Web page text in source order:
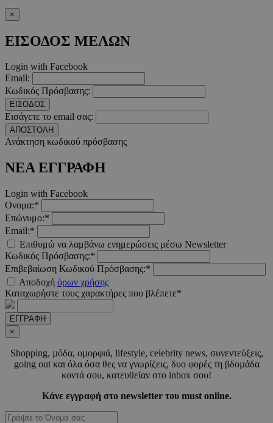
×
ΕΙΣΟΔΟΣ ΜΕΛΩΝ
Login with Facebook
Email:
Κωδικός Πρόσβασης:
ΕΙΣΟΔΟΣ
Εισάγετε το email σας:
ΑΠΟΣΤΟΛΗ
Ανάκτηση κωδικού πρόσβασης
ΝΕΑ ΕΓΓΡΑΦΗ
Login with Facebook
Ονομα:*
Επώνυμο:*
Email:*
Επιθυμώ να λαμβάνω ενημερώσεις μέσω Newsletter
Κωδικός Πρόσβασης:*
Επιβεβαίωση Κωδικού Πρόσβασης:*
Αποδοχή όρων χρήσης
Καταχωρήστε τους χαρακτήρες που βλέπετε*
ΕΓΓΡΑΦΗ
×
Shopping, µόδα, οµορφιά, lifestyle, celebrity news, συνεντεύξεις,
going out και όλα όσα θες να γνωρίζεις, δυο φορές τη βδοµάδα
κοντά σου, κατευθείαν στο inbox σου!
Κάνε εγγραφή στο newsletter του must online.
VISITOR_PRIVACY_METADATA